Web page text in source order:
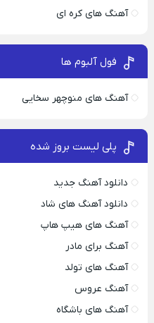
آهنگ های کره ای
فول آلبوم ها
آهنگ های منوچهر سخایی
پلی لیست بروز شده
دانلود آهنگ جدید
دانلود آهنگ های شاد
آهنگ های هیپ هاپ
آهنگ برای مادر
آهنگ های تولد
آهنگ عروس
آهنگ های باشگاه